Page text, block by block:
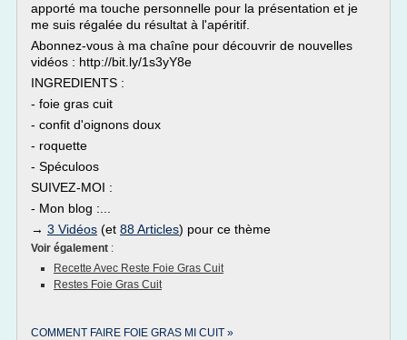
apporté ma touche personnelle pour la présentation et je
me suis régalée du résultat à l'apéritif.
Abonnez-vous à ma chaîne pour découvrir de nouvelles
vidéos : http://bit.ly/1s3yY8e
INGREDIENTS :
- foie gras cuit
- confit d'oignons doux
- roquette
- Spéculoos
SUIVEZ-MOI :
- Mon blog :...
→ 3 Vidéos (et 88 Articles) pour ce thème
Voir également :
Recette Avec Reste Foie Gras Cuit
Restes Foie Gras Cuit
COMMENT FAIRE FOIE GRAS MI CUIT »